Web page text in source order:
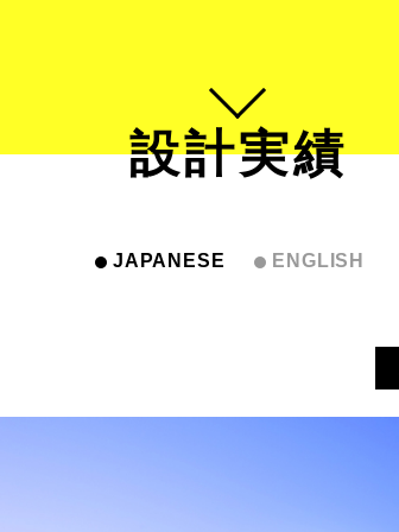
設計実績
JAPANESE ENGLISH